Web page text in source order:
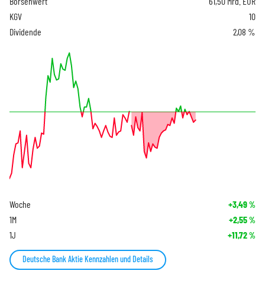
KGV
10
Dividende
2,08 %
Woche +3,49%
1M +2,55%
1J +11,72%
Deutsche Bank Aktie Kennzahlen und Details